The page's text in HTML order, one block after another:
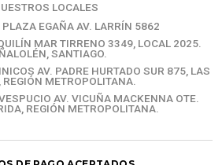
LOCALES
EGAÑA AV. LARRÍN 5862
MAR TIRRENO 3349, LOCAL 2025.
SANTIAGO.
AV. PADRE HURTADO SUR 875, LAS
REGIÓN METROPOLITANA.
AV. VICUÑA MACKENNA OTE.
REGIÓN METROPOLITANA.